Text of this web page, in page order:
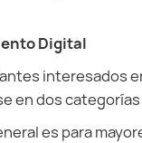
Digital
interesados
en dos
es para